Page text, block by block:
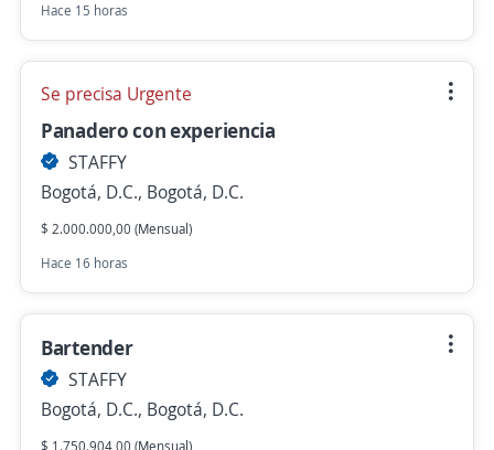
Hace 15 horas
Se precisa Urgente
Panadero con experiencia
STAFFY
Bogotá, D.C., Bogotá, D.C.
$ 2.000.000,00 (Mensual)
Hace 16 horas
Bartender
STAFFY
Bogotá, D.C., Bogotá, D.C.
$ 1.750.904,00 (Mensual)